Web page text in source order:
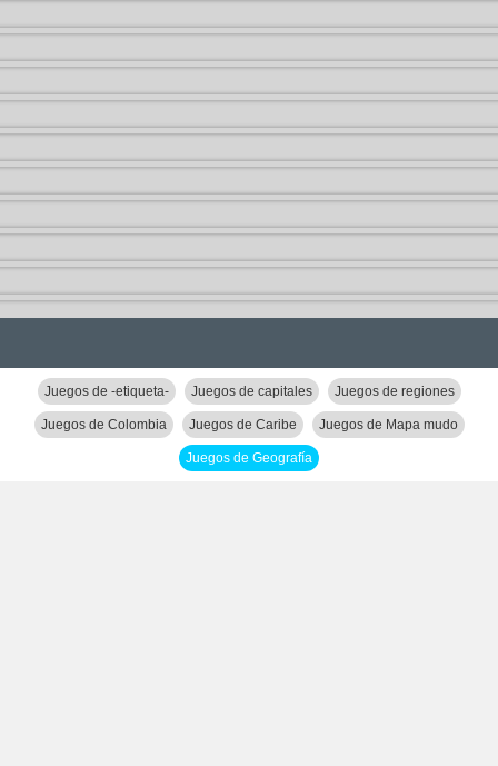
Juegos de -etiqueta- Juegos de capitales Juegos de regiones
Juegos de Colombia Juegos de Caribe Juegos de Mapa mudo
Juegos de Geografía